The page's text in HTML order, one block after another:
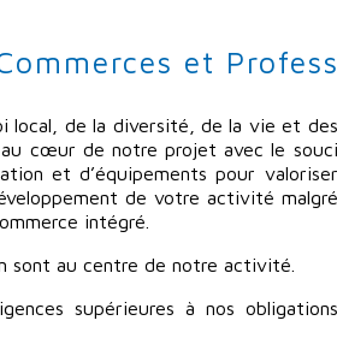
et
local, de la diversité, de la vie et des
cœur de notre projet avec le souci
et d’équipements pour valoriser
de votre activité malgré
intégré.
sont au centre de notre activité.
supérieures à nos obligations